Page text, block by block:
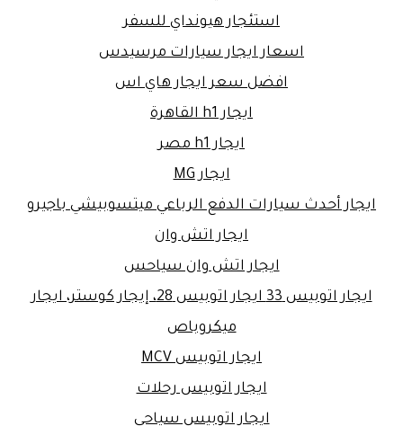
استئجار هيونداي للسفر
اسعار ايجار سيارات مرسيدس
افضل سعر ايجار هاي اس
ايجار h1 القاهرة
ايجار h1 مصر
ايجار MG
ايجار أحدث سيارات الدفع الرباعي ميتسوبيشي باجيرو
ايجار اتش وان
ايجار اتش وان سياحس
ايجار اتوبيس 33 ايجار اتوبيس 28، إيجار كوستر، ايجار
ميكروباص
ايجار اتوبيس MCV
ايجار اتوبيس رحلات
ايجار اتوبيس سياحى